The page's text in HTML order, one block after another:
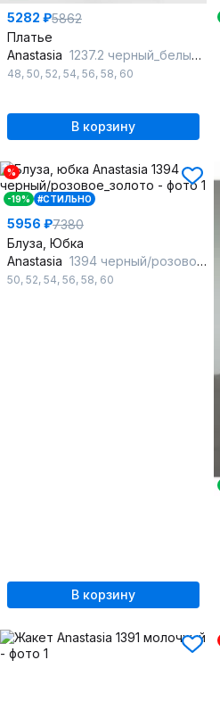
5282 ₽5862
Платье
Anastasia 1237.2 черный_белый_пояс
48, 50, 52, 54, 56, 58, 60
В корзину
%
-19% #СТИЛЬНО
5956 ₽7380
Блуза, Юбка
Anastasia 1394 черный/розовое_золото
50, 52, 54, 56, 58, 60
В корзину